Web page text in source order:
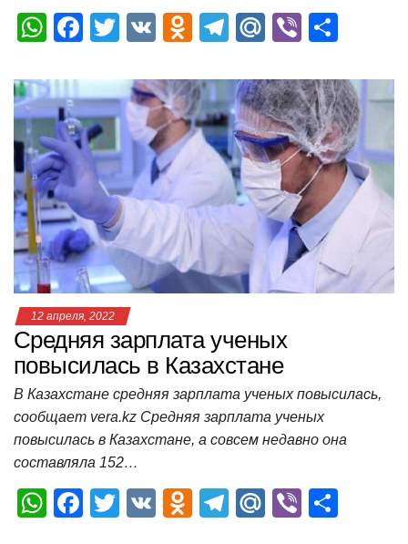
W
at
s
A
p
p
F
c
e
b
o
o
k
T
tt
er
V
O
n
o
kl
ss
ni
ki
T
e
gr
a
m
M
.R
u
Vi
er п
р
а
в
и
ь
12 апреля, 2022
Средняя зарплата ученых
повысилась в Казахстане
В Казахстане средняя зарплата ученых повысилась,
сообщает vera.kz Средняя зарплата ученых
повысилась в Казахстане, а совсем недавно она
составляла 152…
W
F
T
V
O
T
M
Vi